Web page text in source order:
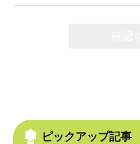
ピックアップ記事